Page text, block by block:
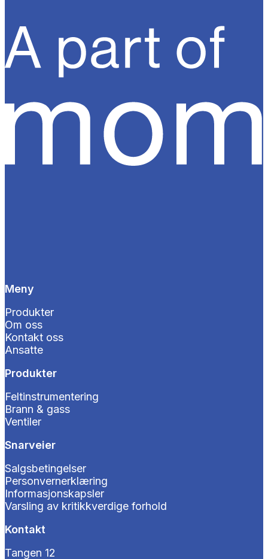
Meny
Produkter
Om oss
Kontakt oss
Ansatte
Produkter
Feltinstrumentering
Brann & gass
Ventiler
Snarveier
Salgsbetingelser
Personvernerklæring
Informasjonskapsler
Varsling av kritikkverdige forhold
Kontakt
Tangen 12